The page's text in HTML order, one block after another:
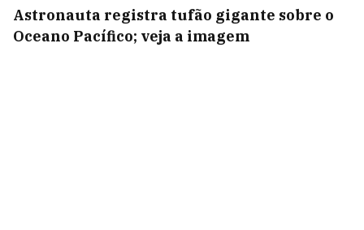
Astronauta registra tufão gigante sobre o
Oceano Pacífico; veja a imagem